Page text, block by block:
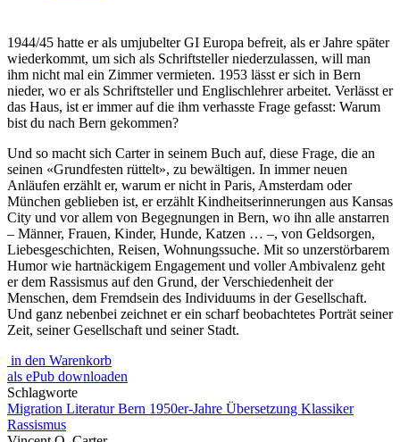
1944/45 hatte er als umjubelter GI Europa befreit, als er Jahre später
wiederkommt, um sich als Schriftsteller niederzulassen, will man
ihm nicht mal ein Zimmer vermieten. 1953 lässt er sich in Bern
nieder, wo er als Schriftsteller und Englischlehrer arbeitet. Verlässt er
das Haus, ist er immer auf die ihm verhasste Frage gefasst: Warum
bist du nach Bern gekommen?
Und so macht sich Carter in seinem Buch auf, diese Frage, die an
seinen «Grundfesten rüttelt», zu bewältigen. In immer neuen
Anläufen erzählt er, warum er nicht in Paris, Amsterdam oder
München geblieben ist, er erzählt Kindheitserinnerungen aus Kansas
City und vor allem von Begegnungen in Bern, wo ihn alle anstarren
– Männer, Frauen, Kinder, Hunde, Katzen … –, von Geldsorgen,
Liebesgeschichten, Reisen, Wohnungssuche. Mit so unzerstörbarem
Humor wie hartnäckigem Engagement und voller Ambivalenz geht
er dem Rassismus auf den Grund, der Verschiedenheit der
Menschen, dem Fremdsein des Individuums in der Gesellschaft.
Und ganz nebenbei zeichnet er ein scharf beobachtetes Porträt seiner
Zeit, seiner Gesellschaft und seiner Stadt.
in den Warenkorb
als ePub downloaden
Schlagworte
Migration LiteraturBern 1950er-Jahre Übersetzung Klassiker
Rassismus